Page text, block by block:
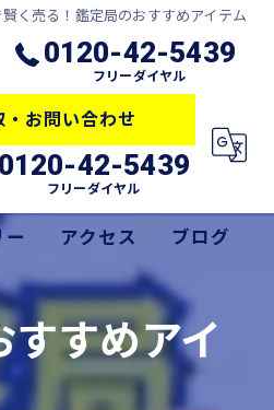
く売る！鑑定局のおすすめアイテム
0120-42-5439
フリーダイヤル
・お問い合わせ
0120-42-5439
フリーダイヤル
ー アクセス ブログ
すめアイ